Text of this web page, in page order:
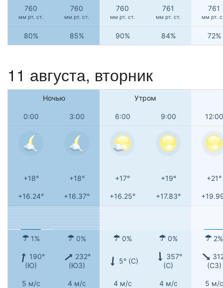
760
мм рт. ст.
760
мм рт. ст.
760
мм рт. ст.
761
мм рт. ст.
761
мм рт.
80% 85% 90% 84% 72%
11 августа, вторник
Ночью Утром
0:00 3:00 6:00 9:00 12:00
+18° +18° +17° +19° +21°
+16.24° +16.37° +16.25° +17.83°
1% 0% 0% 0% 2%
190°
(Ю)
232°
(ЮЗ)
5° (С)
357°
(С)
(СЗ)
5 м/с 4 м/с 4 м/с 4 м/с 5 м/с